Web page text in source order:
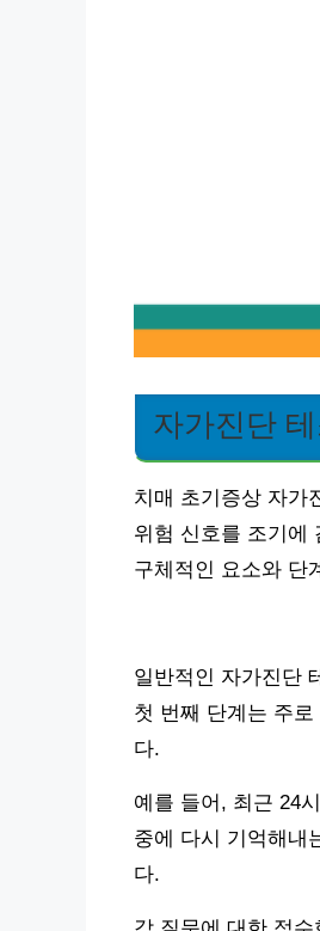
자가진단
치매 초기증상 자가
위험 신호를 조기에
구체적인 요소와 단
일반적인 자가진단
첫 번째 단계는 주
다.
예를 들어, 최근 24
중에 다시 기억해내
다.